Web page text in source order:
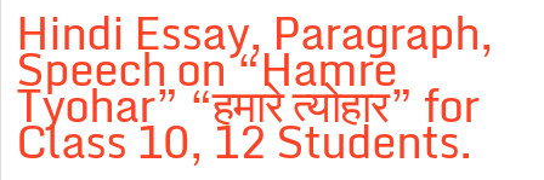
Hindi Essay, Paragraph,
Speech on “Hamre
Tyohar” “हमारे त्योहार” for
Class 10, 12 Students.